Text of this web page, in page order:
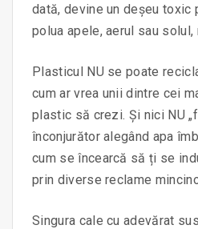
dată, devine un deșeu toxic
polua apele, aerul sau solul,
Plasticul NU se poate
cum ar vrea unii dintre cei
plastic să crezi. Și nici NU
înconjurător alegând apa
cum se încearcă să ți se
prin diverse reclame
Singura cale cu adevărat